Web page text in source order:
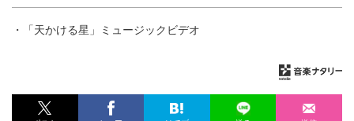
・「天かける星」ミュージックビデオ